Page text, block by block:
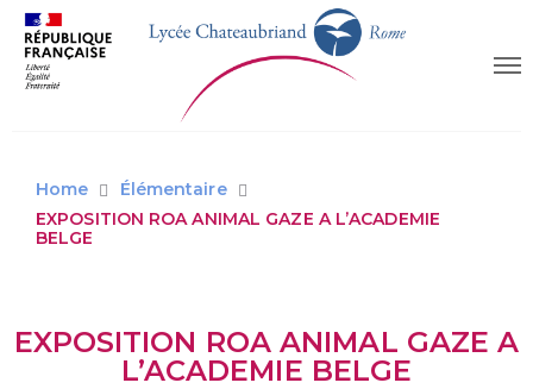
Home
Élémentaire
EXPOSITION ROA ANIMAL GAZE A L’ACADEMIE
BELGE
EXPOSITION ROA ANIMAL GAZE A
L’ACADEMIE BELGE